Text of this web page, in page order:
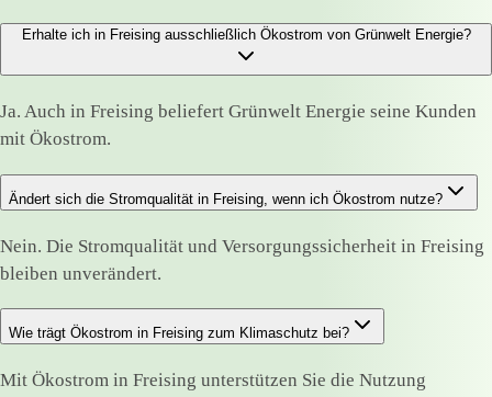
Erhalte ich in Freising ausschließlich Ökostrom von Grünwelt Energie?
Ja. Auch in Freising beliefert Grünwelt Energie seine Kunden
mit Ökostrom.
Ändert sich die Stromqualität in Freising, wenn ich Ökostrom nutze?
Nein. Die Stromqualität und Versorgungssicherheit in Freising
bleiben unverändert.
Wie trägt Ökostrom in Freising zum Klimaschutz bei?
Mit Ökostrom in Freising unterstützen Sie die Nutzung